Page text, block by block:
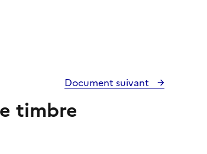
Document suivant
timbre